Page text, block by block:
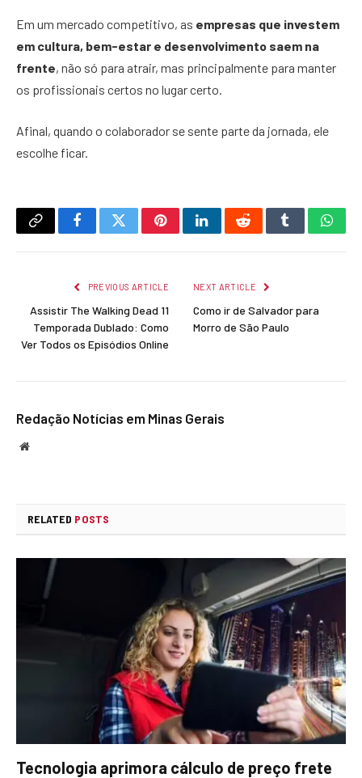
Em um mercado competitivo, as empresas que investem
em cultura, bem-estar e desenvolvimento saem na
frente, não só para atrair, mas principalmente para manter
os profissionais certos no lugar certo.
Afinal, quando o colaborador se sente parte da jornada, ele
escolhe ficar.
Copy
FacebookTwitterPinterestLinkedInRedditTumblr
PREVIOUS ARTICLE
Assistir The Walking Dead 11
Temporada Dublado: Como
Ver Todos os Episódios Online
NEXT ARTICLE
Como ir de Salvador para
Morro de São Paulo
Redação Notícias em Minas Gerais
Website
RELATED POSTS
Tecnologia aprimora cálculo de preço frete